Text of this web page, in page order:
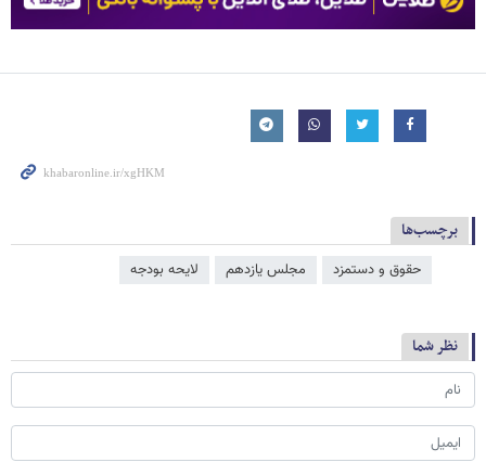
برچسب‌ها
حقوق و دستمزد مجلس یازدهم لایحه بودجه
نظر شما